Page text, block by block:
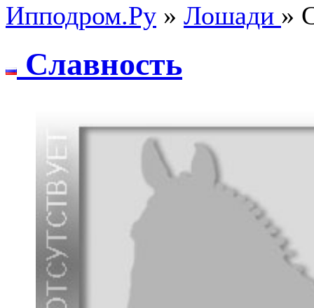
Ипподром.Ру » Лошади »
Слaвнocть